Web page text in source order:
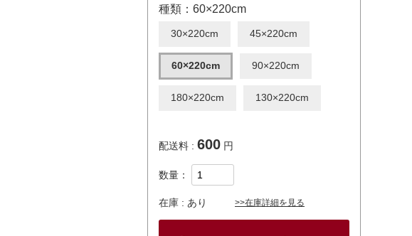
種類：60×220cm
30×220cm 45×220cm
60×220cm 90×220cm
180×220cm 130×220cm
配送料 : 600 円
数量：
在庫 : あり >>在庫詳細を見る